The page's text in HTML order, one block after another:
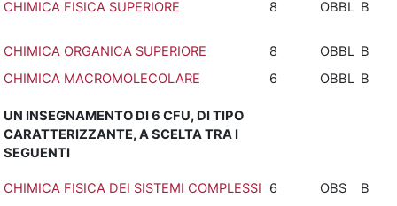
CHIMICA FISICA SUPERIORE 8 OBBL B
CHIMICA ORGANICA SUPERIORE 8 OBBL B
CHIMICA MACROMOLECOLARE
6 OBBL B
UN INSEGNAMENTO DI 6 CFU, DI TIPO
CARATTERIZZANTE, A SCELTA TRA I
SEGUENTI
CHIMICA FISICA DEI SISTEMI COMPLESSI 6 OBS B